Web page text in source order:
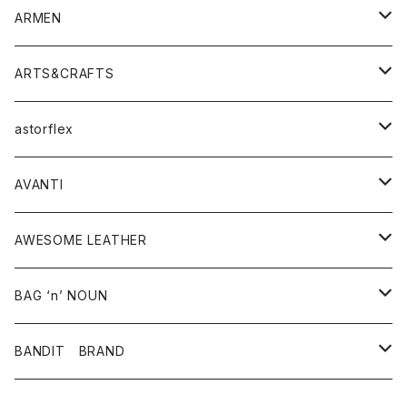
シャツ
Tシャツ・カットソー
シャツ・ブラウス
ボトムス
パンツ
スカート
ワンピース・オールインワン
バッグ
シューズ
アクセサリー
その他雑貨
ARMEN
アウター
コート
ジャケット
トップス
ベスト
シャツ
ワンピース
ボトム
スカート
パンツ
グッズ
靴
ARTS&CRAFTS
アクセサリー
ウォレット
バッグ
astorflex
グッズ
靴
AVANTI
シャツ
AWESOME LEATHER
アウター
革ジャケット
BAG ‘n’ NOUN
アクセサリー
BANDIT BRAND